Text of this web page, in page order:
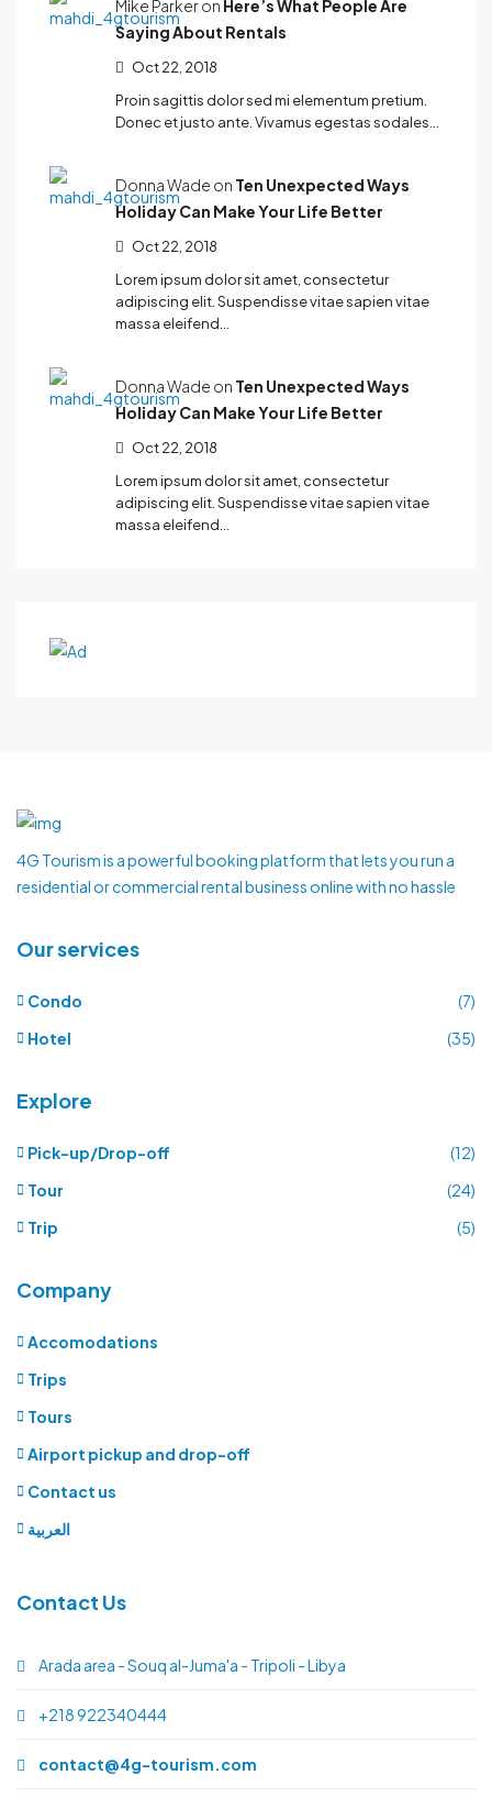
Mike Parker on Here’s What People Are
Saying About Rentals
Oct 22, 2018
Proin sagittis dolor sed mi elementum pretium.
Donec et justo ante. Vivamus egestas sodales…
Donna Wade on Ten Unexpected Ways
Holiday Can Make Your Life Better
Oct 22, 2018
Lorem ipsum dolor sit amet, consectetur
adipiscing elit. Suspendisse vitae sapien vitae
massa eleifend…
Donna Wade on Ten Unexpected Ways
Holiday Can Make Your Life Better
Oct 22, 2018
Lorem ipsum dolor sit amet, consectetur
adipiscing elit. Suspendisse vitae sapien vitae
massa eleifend…
4G Tourism is a powerful booking platform that lets you run a
residential or commercial rental business online with no hassle
Our services
Condo
(7)
Hotel
(35)
Explore
Pick-up/Drop-off
(12)
Tour
(24)
Trip
(5)
Company
Accomodations
Trips
Tours
Airport pickup and drop-off
Contact us
العربية
Contact Us
Arada area - Souq al-Juma'a - Tripoli - Libya
+218 922340444
contact@4g-tourism.com